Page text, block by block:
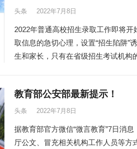
头条 2022年7月8日
2022年普通高校招生录取工作即将
取信息的急切心理，设置“招生陷阱”
生和家长，只有在省级招生考试机构
教育部公安部最新提示！
头条 2022年7月8日
据教育部官方微信“微言教育”7日消
厅公文、冒充相关机构工作人员等方